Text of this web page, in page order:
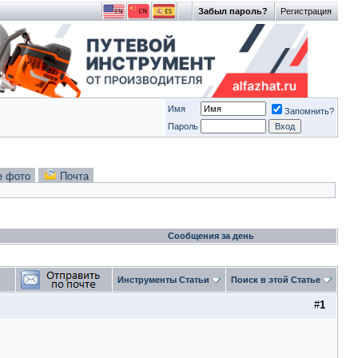
Регистрация
Забыл пароль?
Имя
Запомнить?
Пароль
фото Почта
Сообщения за день
Инструменты Статьи Поиск в этой Статье
#1